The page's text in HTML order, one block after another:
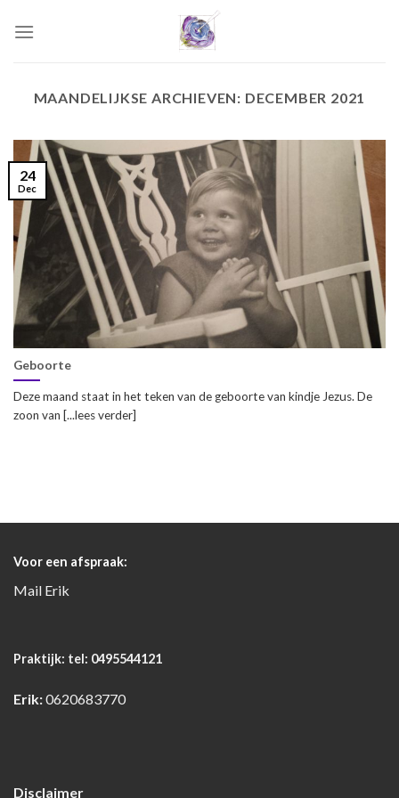
MAANDELIJKSE ARCHIEVEN: DECEMBER 2021
Geboorte
Deze maand staat in het teken van de geboorte van kindje Jezus. De
zoon van [...lees verder]
24
Dec
Voor een afspraak:
Mail Erik
Praktijk: tel: 0495544121
Erik:0620683770
Disclaimer